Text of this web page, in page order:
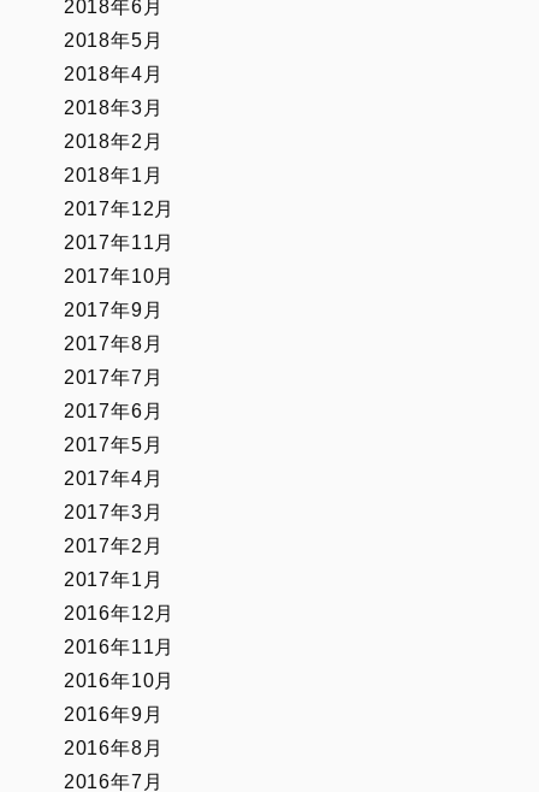
2018年6月
2018年5月
2018年4月
2018年3月
2018年2月
2018年1月
2017年12月
2017年11月
2017年10月
2017年9月
2017年8月
2017年7月
2017年6月
2017年5月
2017年4月
2017年3月
2017年2月
2017年1月
2016年12月
2016年11月
2016年10月
2016年9月
2016年8月
2016年7月